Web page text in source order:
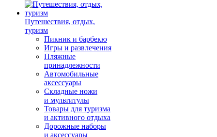
Путешествия, отдых,
туризм
Пикник и барбекю
Игры и развлечения
Пляжные
принадлежности
Автомобильные
аксессуары
Складные ножи
и мультитулы
Товары для туризма
и активного отдыха
Дорожные наборы
и аксессуары